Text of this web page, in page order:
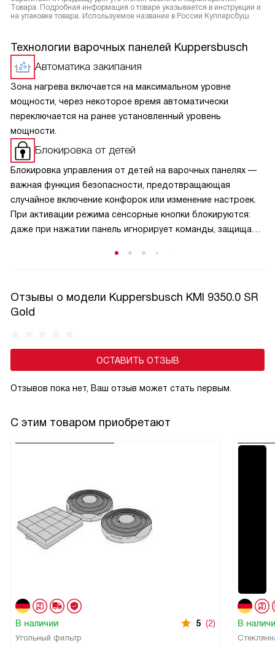
Товара. Подробная информация о товаре указывается в инструкции и
на упаковке товара. Используемое название в России Купперсбуш
Технологии варочных панелей Kuppersbusch
Автоматика закипания
Зона нагрева включается на максимальном уровне
мощности, через некоторое время автоматически
переключается на ранее установленный уровень
мощности.
Блокировка от детей
Блокировка управления от детей на варочных панелях —
важная функция безопасности, предотвращающая
случайное включение конфорок или изменение настроек.
При активации режима сенсорные кнопки блокируются:
даже при нажатии панель игнорирует команды, защищая
в семьях с маленькими детьми и добавляет спокойствие
при готовке.
Отзывы о модели Kuppersbusch KMI 9350.0 SR
Gold
ОСТАВИТЬ ОТЗЫВ
Отзывов пока нет, Ваш отзыв может стать первым.
С этим товаром приобретают
В наличии 5 (2)
Угольный фильтр
В